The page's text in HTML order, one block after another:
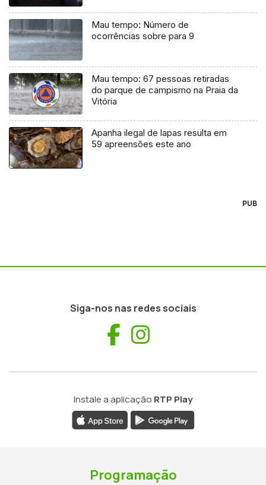
Mau tempo: Número de
ocorrências sobre para 9
Mau tempo: 67 pessoas retiradas
do parque de campismo na Praia da
Vitória
Apanha ilegal de lapas resulta em
59 apreensões este ano
PUB
Siga-nos nas redes sociais
Facebook
Instale a aplicação RTP Play
Programação